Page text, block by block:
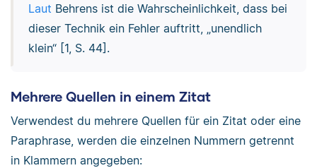
Laut Behrens ist die Wahrscheinlichkeit, dass bei
dieser Technik ein Fehler auftritt, „unendlich
klein“ [1, S. 44].
Mehrere Quellen in einem Zitat
Verwendest du mehrere Quellen für ein Zitat oder eine
Paraphrase, werden die einzelnen Nummern getrennt
in Klammern angegeben: